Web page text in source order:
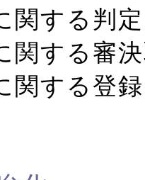
関する判定
関する審
関する登